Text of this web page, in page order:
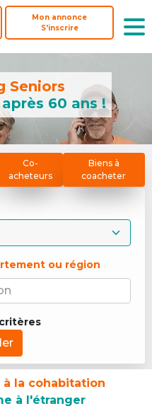
Mon annonce
S'inscrire
Mon annonce
S'inscrire
Seniors
60 ans !
Co-
acheteurs
Biens à
coacheter
ou région
la cohabitation
à l'étranger